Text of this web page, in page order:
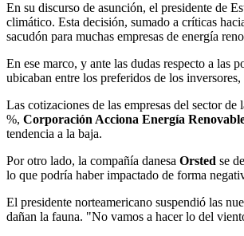
En su discurso de asunción, el presidente de
climático. Esta decisión, sumado a críticas
sacudón para muchas empresas de energía
En ese marco, y ante las dudas respecto a las
ubicaban entre los preferidos de los
Las cotizaciones de las empresas del sector
%, Corporación Acciona Energía
tendencia a la baja.
Por otro lado, la compañía danesa Orsted se
lo que podría haber impactado de forma
El presidente norteamericano suspendió las
dañan la fauna. "No vamos a hacer lo del